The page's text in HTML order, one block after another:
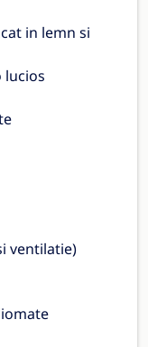
in lemn si
lucios
ventilatie)